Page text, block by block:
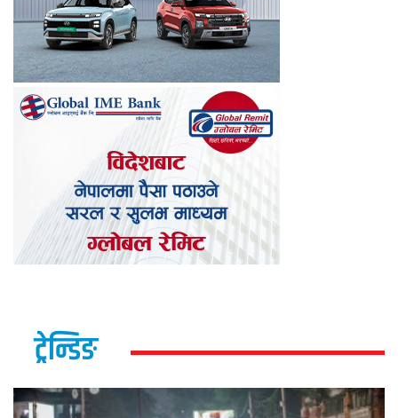
ट्रेन्डिङ